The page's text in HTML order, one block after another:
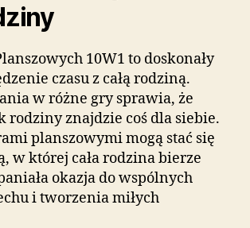
10W1 to doskonały
czasu z całą rodziną.
w różne gry sprawia, że
rodziny znajdzie coś dla siebie.
planszowymi mogą stać się
w której cała rodzina bierze
okazja do wspólnych
i tworzenia miłych